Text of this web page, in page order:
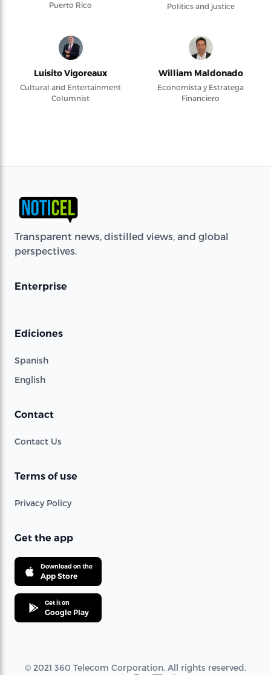
Puerto Rico
Politics and justice
Luisito Vigoreaux
Cultural and Entertainment
Columnist
William Maldonado
Economista y Estratega
Financiero
Transparent news, distilled views, and global
perspectives.
Enterprise
Ediciones
Spanish
English
Contact
Contact Us
Terms of use
Privacy Policy
Get the app
Download on the
App Store
Get it on
Google Play
© 2021 360 Telecom Corporation. All rights reserved.